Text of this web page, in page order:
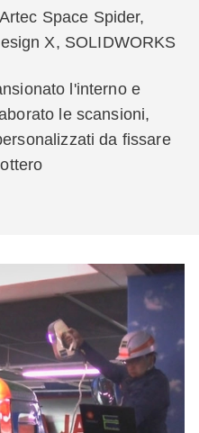
Space Spider,
X, SOLIDWORKS
l'interno e
le scansioni,
da fissare